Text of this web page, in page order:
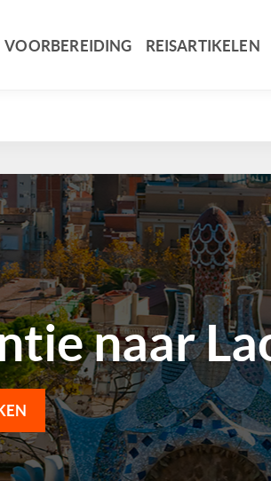
VOORBEREIDING REISARTIKELEN
naar